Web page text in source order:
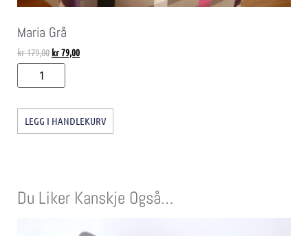
Maria Grå
kr179,00 kr79,00
LEGG I HANDLEKURV
Du Liker Kanskje Også…